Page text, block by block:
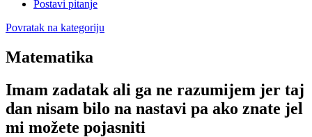
Postavi pitanje
Povratak na kategoriju
Matematika
Imam zadatak ali ga ne razumijem jer taj
dan nisam bilo na nastavi pa ako znate jel
mi možete pojasniti